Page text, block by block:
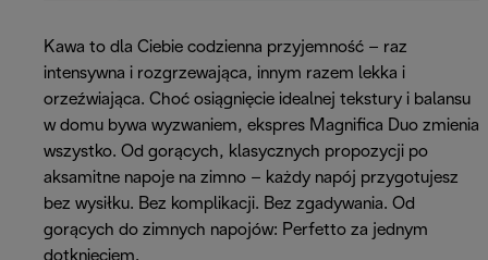
Kawa to dla Ciebie codzienna przyjemność – raz
intensywna i rozgrzewająca, innym razem lekka i
orzeźwiająca. Choć osiągnięcie idealnej tekstury i balansu
w domu bywa wyzwaniem, ekspres Magnifica Duo zmienia
wszystko. Od gorących, klasycznych propozycji po
aksamitne napoje na zimno – każdy napój przygotujesz
bez wysiłku. Bez komplikacji. Bez zgadywania. Od
gorących do zimnych napojów: Perfetto za jednym
dotknięciem.